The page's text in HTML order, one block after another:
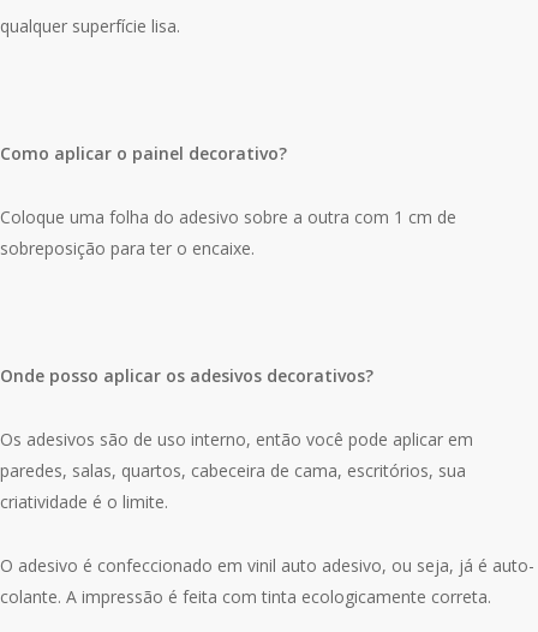
qualquer superfície lisa.
Como aplicar o painel decorativo?
Coloque uma folha do adesivo sobre a outra com 1 cm de
sobreposição para ter o encaixe.
Onde posso aplicar os adesivos decorativos?
Os adesivos são de uso interno, então você pode aplicar em
paredes, salas, quartos, cabeceira de cama, escritórios, sua
criatividade é o limite.
O adesivo é confeccionado em vinil auto adesivo, ou seja, já é auto-
colante. A impressão é feita com tinta ecologicamente correta.